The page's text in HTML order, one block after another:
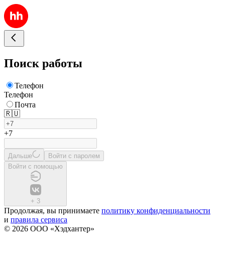
Поиск работы
Телефон
Телефон
Почта
🇷🇺
+7
Дальше
Войти с паролем
Войти с помощью
+ 3
Продолжая, вы принимаете политику конфиденциальности
и правила сервиса
© 2026 ООО «Хэдхантер»